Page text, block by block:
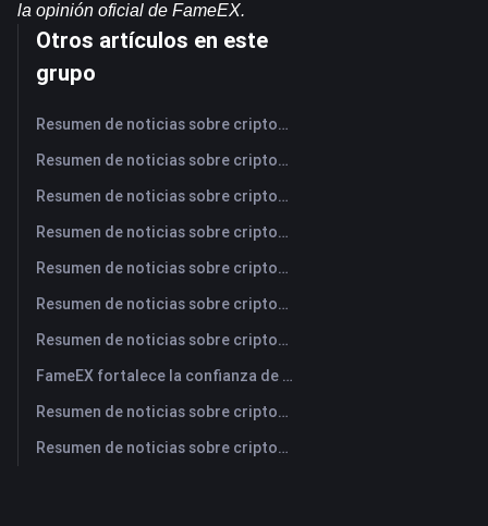
la opinión oficial de FameEX.
Otros artículos en este
grupo
Resumen de noticias sobre criptomonedas de FameEX de hoy | 6 de agosto de 2026
Resumen de noticias sobre criptomonedas de FameEX de hoy | 5 de agosto de 2026
Resumen de noticias sobre criptomonedas de FameEX de hoy | 4 de agosto de 2026
Resumen de noticias sobre criptomonedas de FameEX de hoy | 3 de agosto de 2026
Resumen de noticias sobre criptomonedas de FameEX de hoy | 31 de julio de 2026
Resumen de noticias sobre criptomonedas de FameEX de hoy | 30 de julio de 2026
Resumen de noticias sobre criptomonedas de FameEX de hoy | 29 de julio de 2026
FameEX fortalece la confianza de los usuarios a través de ocho años de operaciones estables y crecimiento global
Resumen de noticias sobre criptomonedas de FameEX de hoy | 28 de julio de 2026
Resumen de noticias sobre criptomonedas de FameEX de hoy | 27 de julio de 2026